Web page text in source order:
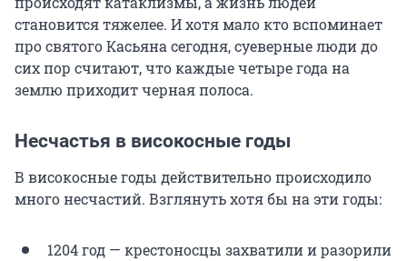
становится тяжелее. И хотя мало кто вспоминает
про святого Касьяна сегодня, суеверные люди до
сих пор считают, что каждые четыре года на
землю приходит черная полоса.
Несчастья в високосные годы
В високосные годы действительно происходило
много несчастий. Взглянуть хотя бы на эти годы:
1204 год — крестоносцы захватили и разорили